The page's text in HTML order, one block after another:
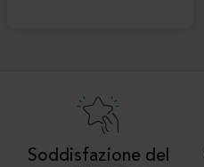
Soddisfazione del